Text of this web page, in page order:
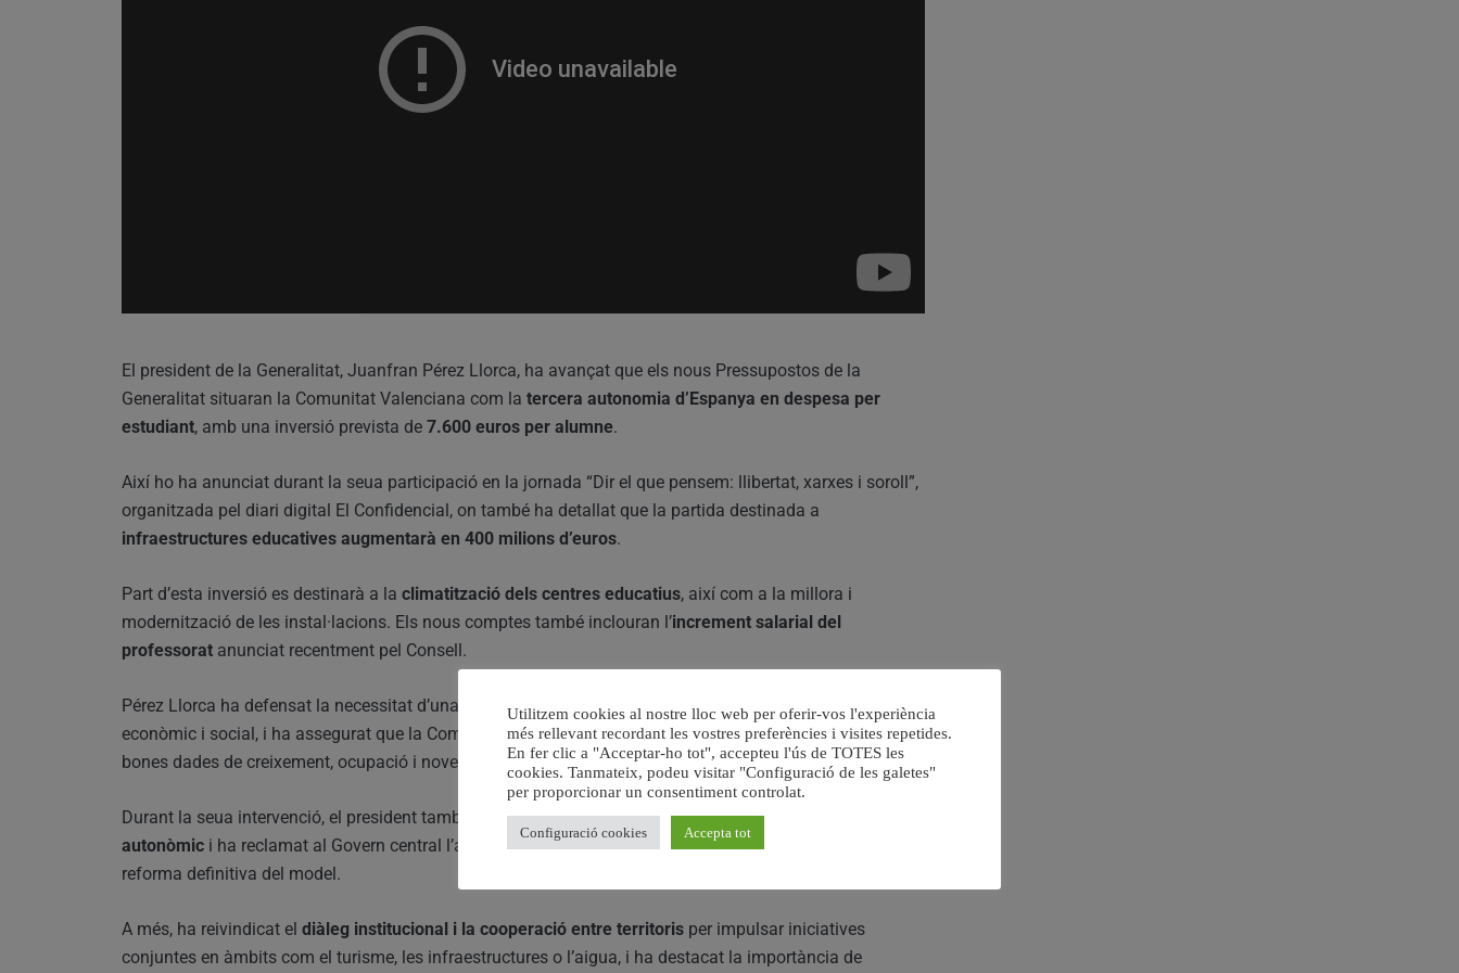
El president de la Generalitat, Juanfran Pérez Llorca, ha avançat que els nous Pressupostos de la
Generalitat situaran la Comunitat Valenciana com la tercera autonomia d’Espanya en despesa per
estudiant, amb una inversió prevista de 7.600 euros per alumne.
Així ho ha anunciat durant la seua participació en la jornada “Dir el que pensem: llibertat, xarxes i soroll”,
organitzada pel diari digital El Confidencial, on també ha detallat que la partida destinada a
infraestructures educatives augmentarà en 400 milions d’euros.
Part d’esta inversió es destinarà a la climatització dels centres educatius, així com a la millora i
modernització de les instal·lacions. Els nous comptes també inclouran l’increment salarial del
professorat anunciat recentment pel Consell.
Pérez Llorca ha defensat la necessitat d’una estabilitat institucionalque afavorisca el creixement
econòmic i social, i ha assegurat que la Comunitat Valenciana “torna a ser una terra d’oportunitats”, amb
bones dades de creixement, ocupació i noves inversions.
Durant la seua intervenció, el president també ha reiterat la necessitat d’unnou sistema de finançament
autonòmic i ha reclamat al Govern central l’activació d’unfons de nivellació transitori
reforma definitiva del model.
A més, ha reivindicat el diàleg institucional i la cooperació entre territoris per impulsar iniciatives
conjuntes en àmbits com el turisme, les infraestructures o l’aigua, i ha destacat la importància de
Utilitzem cookies al nostre lloc web per oferir-vos l'experiència
més rellevant recordant les vostres preferències i visites repetides.
En fer clic a "Acceptar-ho tot", accepteu l'ús de TOTES les
cookies. Tanmateix, podeu visitar "Configuració de les galetes"
per proporcionar un consentiment controlat.
Configuració cookies Accepta tot